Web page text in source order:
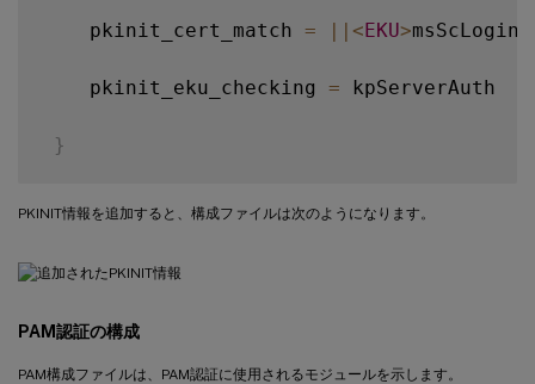
    pkinit_cert_match
= || <EKU>msScLogin
    pkinit_eku_checking
= kpServerAuth
}
PKINIT情報を追加すると、構成ファイルは次のようになります。
PAM認証の構成
PAM構成ファイルは、PAM認証に使用されるモジュールを示します。